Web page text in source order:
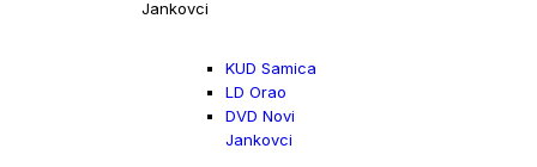
Jankovci
KUD Samica
LD Orao
DVD Novi
Jankovci